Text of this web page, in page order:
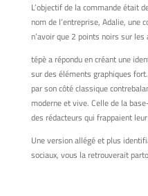
L’objectif de la commande était
nom de l’entreprise, Adalie, une
n’avoir que 2 points noirs sur les
tépè a répondu en créant une
sur des éléments graphiques
par son côté classique
moderne et vive. Celle de la
des rédacteurs qui frappaient
Une version allégé et plus
sociaux, vous la retrouverait